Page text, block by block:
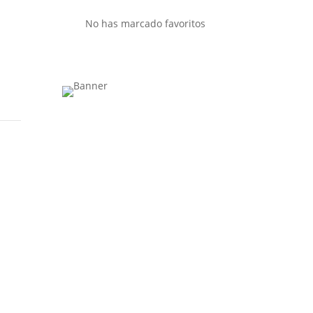
No has marcado favoritos